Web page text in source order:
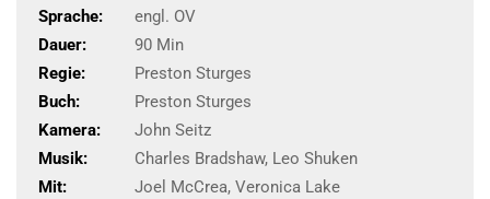
Sprache:
engl. OV
Dauer:
90 Min
Regie:
Preston Sturges
Buch:
Preston Sturges
Kamera:
John Seitz
Musik:
Charles Bradshaw, Leo Shuken
Mit:
Joel McCrea, Veronica Lake